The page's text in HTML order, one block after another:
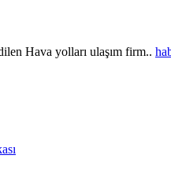
Hava yolları ulaşım firm..